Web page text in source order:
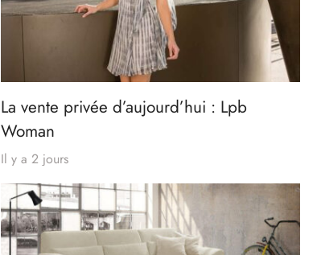
La vente privée d’aujourd’hui : Lpb
Woman
Il y a 2 jours